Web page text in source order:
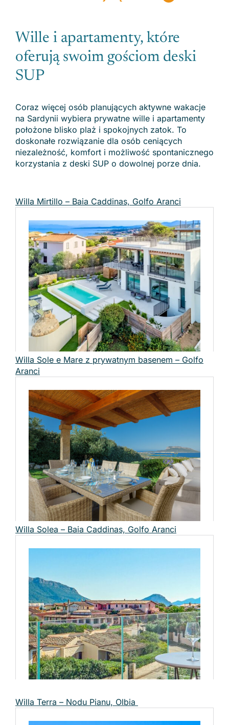
Wille i apartamenty, które
oferują swoim gościom deski
SUP
Coraz więcej osób planujących aktywne wakacje
na Sardynii wybiera prywatne wille i apartamenty
położone blisko plaż i spokojnych zatok. To
doskonałe rozwiązanie dla osób ceniących
niezależność, komfort i możliwość spontanicznego
korzystania z deski SUP o dowolnej porze dnia.
Willa Mirtillo – Baia Caddinas, Golfo Aranci
Willa Sole e Mare z prywatnym basenem – Golfo
Aranci
Willa Solea – Baia Caddinas, Golfo Aranci
Willa Terra – Nodu Pianu, Olbia